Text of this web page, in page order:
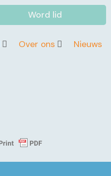
Word lid
Over ons
Nieuws